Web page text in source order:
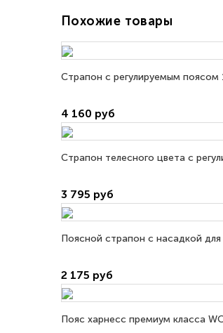
Похожие товары
Страпон с регулируемым
4 160 руб
Страпон телесного цвета с
3 795 руб
Поясной страпон с насадкой
2 175 руб
Пояс харнесс премиум класса